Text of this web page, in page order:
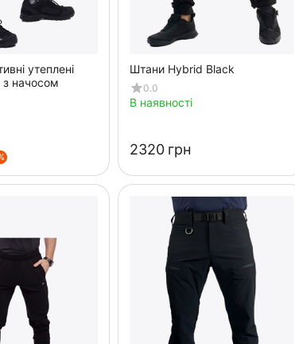
утеплені
з начосом
Штани Hybrid Black
0.0
В наявності
‍2320‍ грн